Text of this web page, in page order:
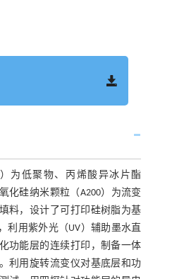
为低聚物、丙烯酸异冰片酯
化硅纳米颗粒（A200）为流变
料，设计了可打印硅树脂为基
利用紫外光（UV）辅助墨水直
功能层的连续打印，制备一体
利用旋转流变仪对基底层和功